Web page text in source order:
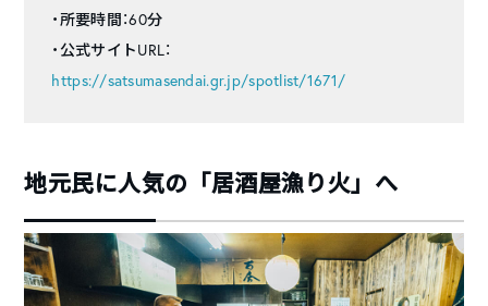
・所要時間：60分
・公式サイトURL：
https://satsumasendai.gr.jp/spotlist/1671/
地元民に人気の「居酒屋漁り火」へ